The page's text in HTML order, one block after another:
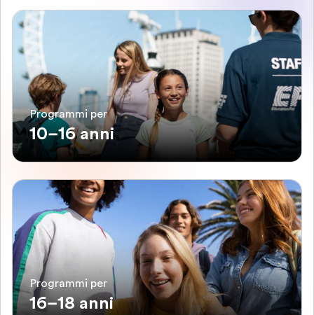
Programmi per
10–16 anni
Programmi per
16–18 anni